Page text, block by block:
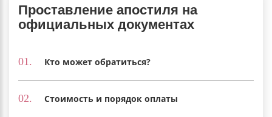
Проставление апостиля на
официальных документах
01. Кто может обратиться?
02. Стоимость и порядок оплаты